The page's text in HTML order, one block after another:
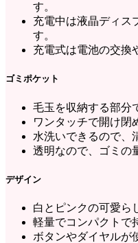
す。
充電中は液晶ディス
す。
充電式は電池の交換
ゴミポケット
毛玉を収納する部分
ワンタッチで開け閉
水洗いできるので、
透明なので、ゴミの
デザイン
白とピンクの可愛ら
軽量でコンパクトで
ボタンやダイヤルが